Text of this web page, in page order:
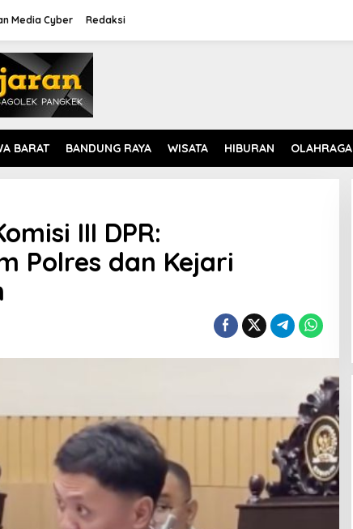
Media Cyber Redaksi
BARAT BANDUNG RAYA WISATA HIBURAN OLAHRAGA
III DPR:
Polres dan Kejari